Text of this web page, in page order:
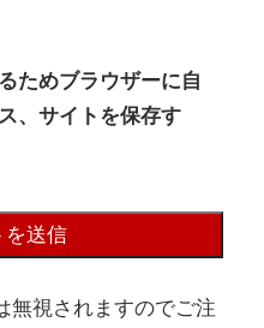
ためブラウザーに自
、サイトを保存す
無視されますのでご注